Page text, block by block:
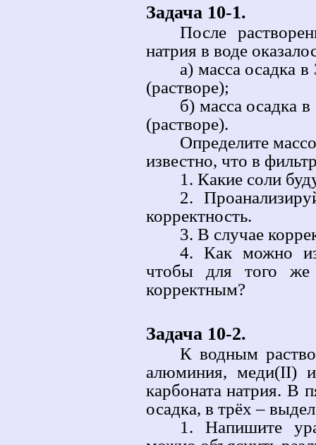
Задача 10-1.
После
натрия в воде
а) масса осадка
(растворе);
б) масса осадка
(растворе).
Определите
известно, что в
1. Какие соли
2.
корректность.
3. В случае
4. Как можно
чтобы для того же
корректным?
Задача 10-2.
К водным
алюминия, меди(II)
карбоната натрия. В
осадка, в трёх –
1. Напишите